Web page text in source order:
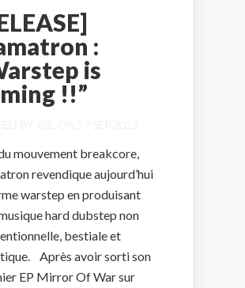
:
is
!!”
BY K8L ON 27 SEP 2012
mouvement breakcore,
revendique aujourd’hui
warstep en produisant
hard dubstep non
bestiale et
Après avoir sorti son
EP Mirror Of War sur